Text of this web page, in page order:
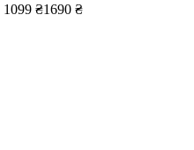
1099 ₴1690 ₴